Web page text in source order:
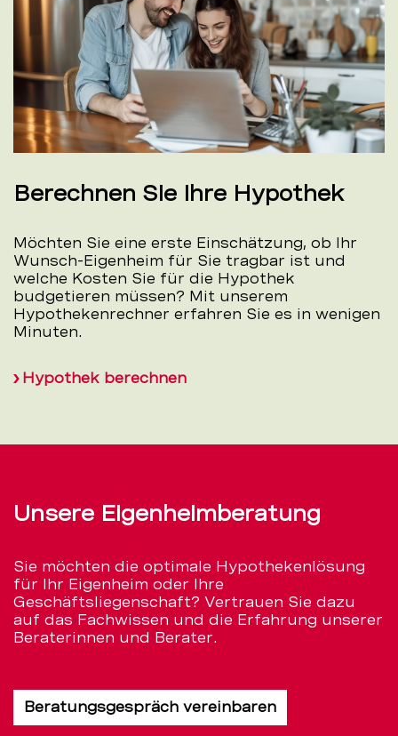
Berechnen Sie Ihre Hypothek
Möchten Sie eine erste Einschätzung, ob Ihr
Wunsch-Eigenheim für Sie tragbar ist und
welche Kosten Sie für die Hypothek
budgetieren müssen? Mit unserem
Hypothekenrechner erfahren Sie es in wenigen
Minuten.
Hypothek berechnen
Unsere Eigenheimberatung
Sie möchten die optimale Hypothekenlösung
für Ihr Eigenheim oder Ihre
Geschäftsliegenschaft? Vertrauen Sie dazu
auf das Fachwissen und die Erfahrung unserer
Beraterinnen und Berater.
Beratungsgespräch vereinbaren